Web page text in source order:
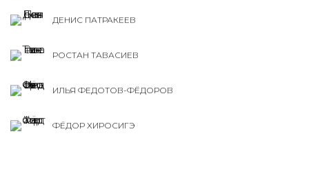
ДЕНИС ПАТРАКЕЕВ
РОСТАН ТАВАСИЕВ
ИЛЬЯ ФЕДОТОВ-ФЁДОРОВ
ФЁДОР ХИРОСИГЭ